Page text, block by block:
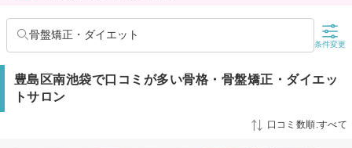
骨盤矯正・ダイエット
条件変更
豊島区南池袋で口コミが多い骨格・骨盤矯正・ダイエッ
トサロン
口コミ数順:すべて